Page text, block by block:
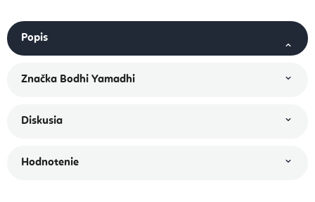
Popis
Značka Bodhi Yamadhi
Diskusia
Hodnotenie